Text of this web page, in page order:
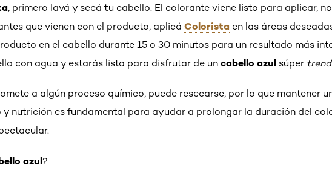
, primero lavá y secá tu cabello. El colorante viene listo para aplicar,
que vienen con el producto, aplicá Colorista en las áreas
en el cabello durante 15 o 30 minutos para un resultado más
con agua y estarás lista para disfrutar de un cabello azul súper
a algún proceso químico, puede resecarse, por lo que mantener
nutrición es fundamental para ayudar a prolongar la duración del
azul?